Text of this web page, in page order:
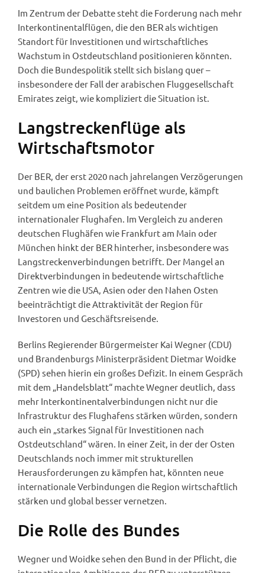
Im Zentrum der Debatte steht die Forderung nach mehr
Interkontinentalflügen, die den BER als wichtigen
Standort für Investitionen und wirtschaftliches
Wachstum in Ostdeutschland positionieren könnten.
Doch die Bundespolitik stellt sich bislang quer –
insbesondere der Fall der arabischen Fluggesellschaft
Emirates zeigt, wie kompliziert die Situation ist.
Langstreckenflüge als
Wirtschaftsmotor
Der BER, der erst 2020 nach jahrelangen Verzögerungen
und baulichen Problemen eröffnet wurde, kämpft
seitdem um eine Position als bedeutender
internationaler Flughafen. Im Vergleich zu anderen
deutschen Flughäfen wie Frankfurt am Main oder
München hinkt der BER hinterher, insbesondere was
Langstreckenverbindungen betrifft. Der Mangel an
Direktverbindungen in bedeutende wirtschaftliche
Zentren wie die USA, Asien oder den Nahen Osten
beeinträchtigt die Attraktivität der Region für
Investoren und Geschäftsreisende.
Berlins Regierender Bürgermeister Kai Wegner (CDU)
und Brandenburgs Ministerpräsident Dietmar Woidke
(SPD) sehen hierin ein großes Defizit. In einem Gespräch
mit dem „Handelsblatt“ machte Wegner deutlich, dass
mehr Interkontinentalverbindungen nicht nur die
Infrastruktur des Flughafens stärken würden, sondern
auch ein „starkes Signal für Investitionen nach
Ostdeutschland“ wären. In einer Zeit, in der der Osten
Deutschlands noch immer mit strukturellen
Herausforderungen zu kämpfen hat, könnten neue
internationale Verbindungen die Region wirtschaftlich
stärken und global besser vernetzen.
Die Rolle des Bundes
Wegner und Woidke sehen den Bund in der Pflicht, die